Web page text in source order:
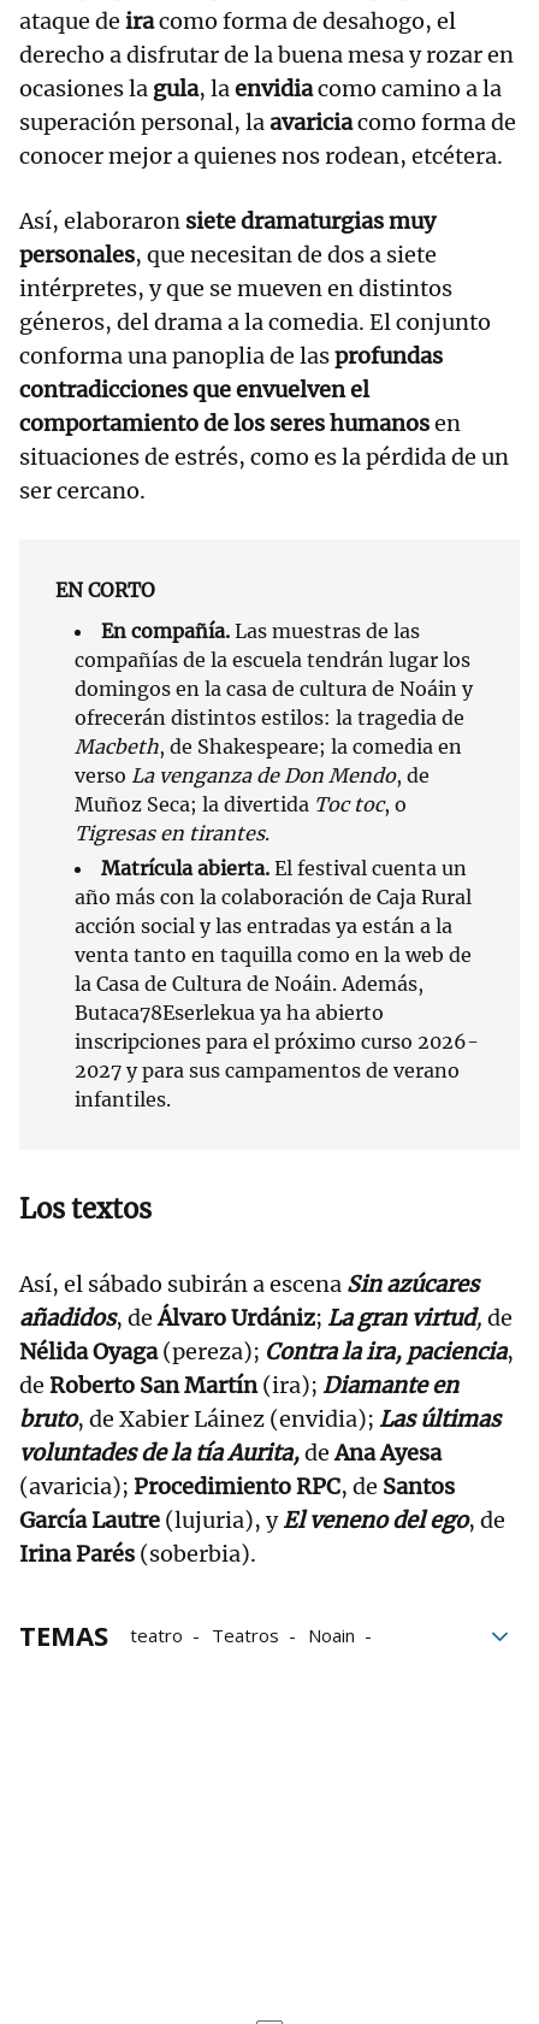
ataque de iracomo forma de desahogo, el
derecho a disfrutar de la buena mesa y rozar en
ocasiones la gula, laenvidiacomo camino a la
superación personal, laavariciacomo forma de
conocer mejor a quienes nos rodean, etcétera.
Así, elaboraron siete dramaturgias muy
personales, que necesitan de dos a siete
intérpretes, y que se mueven en distintos
géneros, del drama a la comedia. El conjunto
conforma una panoplia de lasprofundas
contradicciones que envuelven el
comportamiento de los seres humanosen
situaciones de estrés, como es la pérdida de un
ser cercano.
EN CORTO
En compañía. Las muestras de las
compañías de la escuela tendrán lugar los
domingos en la casa de cultura de Noáin y
ofrecerán distintos estilos: la tragedia de
Macbeth, de Shakespeare; la comedia en
verso La venganza de Don Mendo, de
Muñoz Seca; la divertida Toc toc, o
Tigresas en tirantes.
Matrícula abierta. El festival cuenta un
año más con la colaboración de Caja Rural
acción social y las entradas ya están a la
venta tanto en taquilla como en la web de
la Casa de Cultura de Noáin. Además,
Butaca78Eserlekua ya ha abierto
inscripciones para el próximo curso 2026-
2027 y para sus campamentos de verano
infantiles.
Los textos
Así, el sábado subirán a escena Sin azúcares
añadidos, deÁlvaro Urdániz; La gran virtud, de
Nélida Oyaga(pereza); Contra la ira, paciencia,
de Roberto San Martín(ira); Diamante en
bruto, de Xabier Láinez (envidia); Las últimas
voluntades de la tía Aurita,deAna Ayesa
(avaricia); Procedimiento RPC, de Santos
García Lautre (lujuria), yEl veneno del ego, de
Irina Parés (soberbia).
TEMAS teatro Teatros
Noain